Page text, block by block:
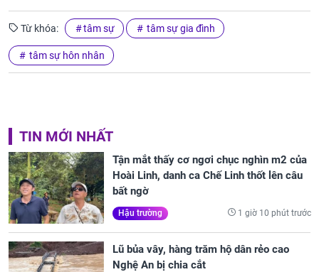
Từ khóa: tâm sự tâm sự gia đình
tâm sự hôn nhân
TIN MỚI NHẤT
Tận mắt thấy cơ ngơi chục nghìn m2 của
Hoài Linh, danh ca Chế Linh thốt lên câu
bất ngờ
Hậu trường 1 giờ 10 phút trước
Lũ bủa vây, hàng trăm hộ dân rẻo cao
Nghệ An bị chia cắt